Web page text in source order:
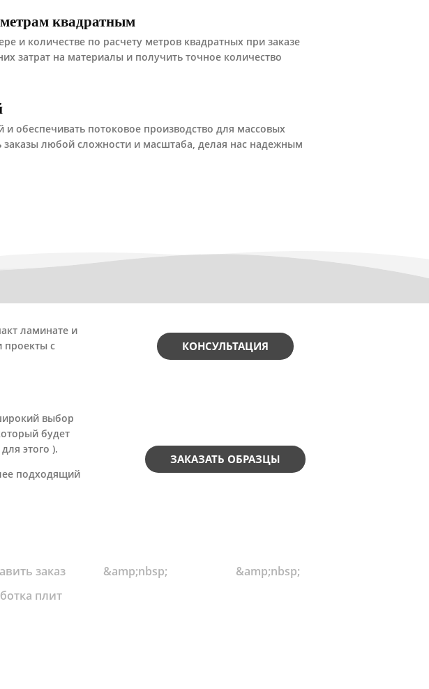
квадратным
и количестве по расчету метров квадратных при заказе
затрат на материалы и получить точное количество
обеспечивать потоковое производство для массовых
любой сложности и масштаба, делая нас надежным
ламинате и
проекты с
КОНСУЛЬТАЦИЯ
выбор
будет
этого ).
подходящий
ЗАКАЗАТЬ ОБРАЗЦЫ
заказ
плит
&amp;nbsp; &amp;nbsp;